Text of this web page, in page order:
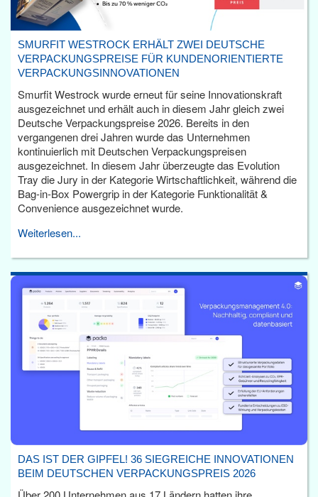
SMURFIT WESTROCK ERHÄLT ZWEI DEUTSCHE
VERPACKUNGSPREISE FÜR KUNDENORIENTIERTE
VERPACKUNGSINNOVATIONEN
Smurfit Westrock wurde erneut für seine Innovationskraft
ausgezeichnet und erhält auch in diesem Jahr gleich zwei
Deutsche Verpackungspreise 2026. Bereits in den
vergangenen drei Jahren wurde das Unternehmen
kontinuierlich mit Deutschen Verpackungspreisen
ausgezeichnet. In diesem Jahr überzeugte das Evolution
Tray die Jury in der Kategorie Wirtschaftlichkeit, während die
Bag-in-Box Powergrip in der Kategorie Funktionalität &
Convenience ausgezeichnet wurde.
Weiterlesen...
DAS IST DER GIPFEL! 36 SIEGREICHE INNOVATIONEN
BEIM DEUTSCHEN VERPACKUNGSPREIS 2026